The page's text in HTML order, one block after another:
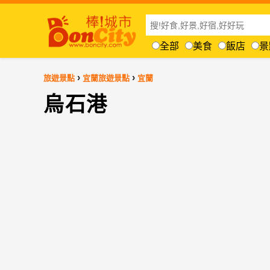
全部 美食 飯店
旅遊景點 › 宜蘭旅遊景點 › 宜蘭
烏石港